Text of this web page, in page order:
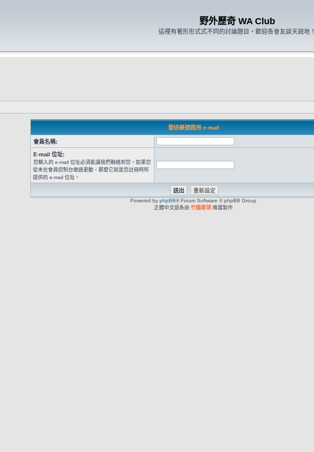
野外歷奇 WA Club
這裡有著形形式式不同的討論題目，歡迎各會友談天說地！
發送帳號啟用 e-mail
會員名稱:
E-mail 位址:
您輸入的 e-mail 位址必須能讓我們聯絡到您。如果您
從未在會員控制台做過更動，那麼它就是您註冊時所
提供的 e-mail 位址。
Powered by phpBB® Forum Software © phpBB Group
正體中文語系由 竹貓星球 維護製作